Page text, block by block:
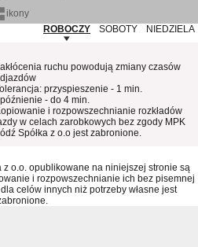
ikony
ROBOCZY
SOBOTY NIEDZIELA
ruchu powodują zmiany czasów
przyspieszenie - 1 min.
- do 4 min.
i rozpowszechnianie rozkładów
w celach zarobkowych bez zgody MPK
Spółka z o.o jest zabronione.
z o.o. opublikowane na niniejszej stronie są
i rozpowszechnianie ich bez pisemnej
celów innych niż potrzeby własne jest